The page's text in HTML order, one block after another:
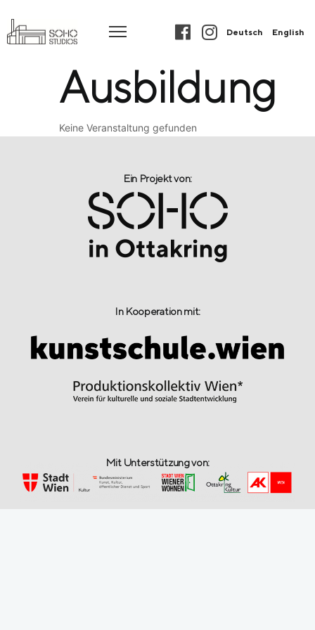
Deutsch English
Ausbildung
Keine Veranstaltung gefunden
Ein Projekt von:​
In Kooperation mit:
Mit Unterstützung von: